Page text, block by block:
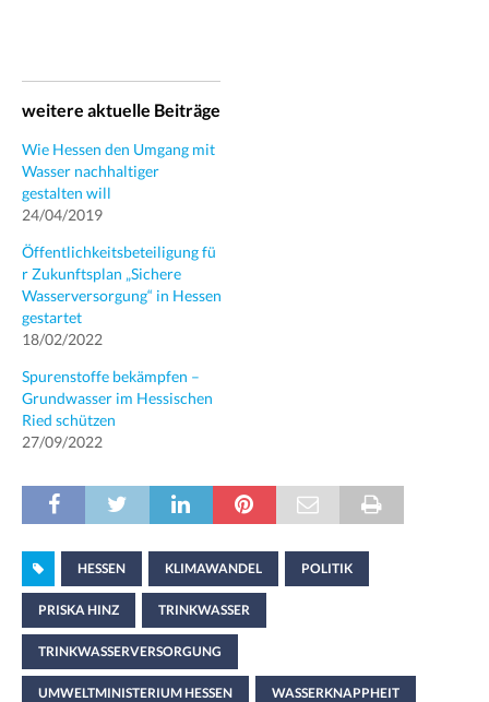
weitere aktuelle Beiträge
Wie Hessen den Umgang mit
Wasser nachhaltiger
gestalten will
24/04/2019
Öffentlichkeitsbeteiligung fü
r Zukunftsplan „Sichere
Wasserversorgung“ in Hessen
gestartet
18/02/2022
Spurenstoffe bekämpfen –
Grundwasser im Hessischen
Ried schützen
27/09/2022
HESSEN KLIMAWANDEL POLITIK
PRISKA HINZ TRINKWASSER
TRINKWASSERVERSORGUNG
UMWELTMINISTERIUM HESSEN WASSERKNAPPHEIT